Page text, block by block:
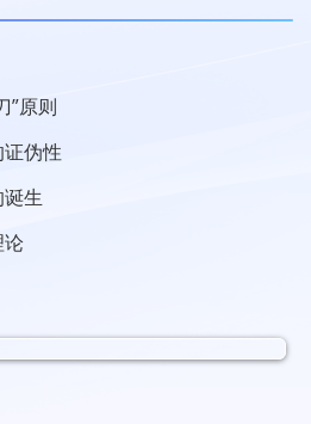
”原则
伪性
生
论